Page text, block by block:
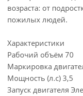
возраста: от
пожилых людей.
Характеристики
Рабочий объём 70
Маркировка
Мощность (л.с) 3,5
Запуск двигателя